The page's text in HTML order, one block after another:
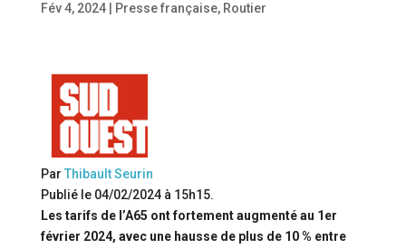
Fév 4, 2024| Presse française, Routier
Par Thibault Seurin
Publié le 04/02/2024 à 15h15.
Les tarifs de l’A65 ont fortement augmenté au 1er
février 2024, avec une hausse de plus de 10 % entre